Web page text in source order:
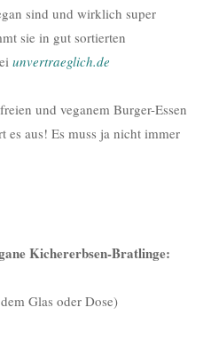
sind und wirklich super
sie in gut sortierten
unvertraeglich.de
und veganem Burger-Essen
es aus! Es muss ja nicht immer
Kichererbsen-Bratlinge:
Glas oder Dose)